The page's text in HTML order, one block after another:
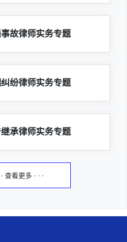
故律师实务专题
纷律师实务专题
承律师实务专题
· 查看更多 · · ·